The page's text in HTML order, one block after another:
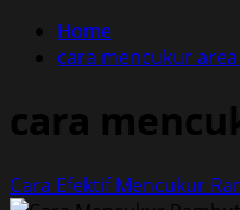
Home
cara mencukur
cara
Cara Efektif Mencukur